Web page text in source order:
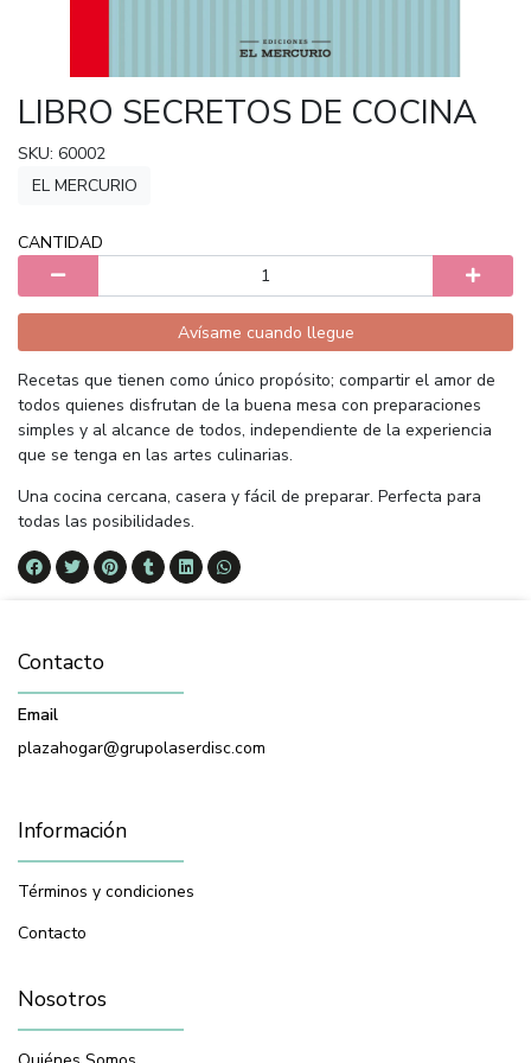
LIBRO SECRETOS DE COCINA
SKU: 60002
EL MERCURIO
CANTIDAD
Avísame cuando llegue
Recetas que tienen como único propósito; compartir el amor de
todos quienes disfrutan de la buena mesa con preparaciones
simples y al alcance de todos, independiente de la experiencia
que se tenga en las artes culinarias.
Una cocina cercana, casera y fácil de preparar. Perfecta para
todas las posibilidades.
Contacto
Email
plazahogar@grupolaserdisc.com
Información
Términos y condiciones
Contacto
Nosotros